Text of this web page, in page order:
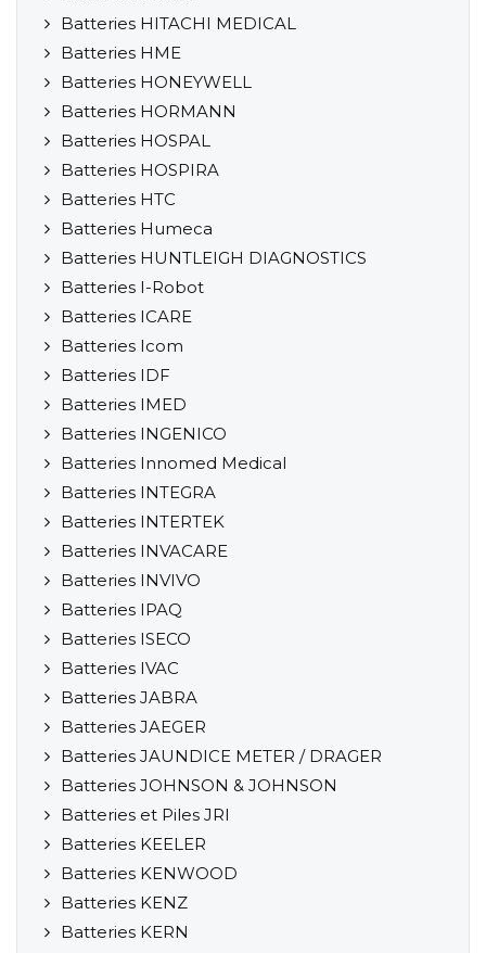
Batteries HITACHI MEDICAL
Batteries HME
Batteries HONEYWELL
Batteries HORMANN
Batteries HOSPAL
Batteries HOSPIRA
Batteries HTC
Batteries Humeca
Batteries HUNTLEIGH DIAGNOSTICS
Batteries I-Robot
Batteries ICARE
Batteries Icom
Batteries IDF
Batteries IMED
Batteries INGENICO
Batteries Innomed Medical
Batteries INTEGRA
Batteries INTERTEK
Batteries INVACARE
Batteries INVIVO
Batteries IPAQ
Batteries ISECO
Batteries IVAC
Batteries JABRA
Batteries JAEGER
Batteries JAUNDICE METER / DRAGER
Batteries JOHNSON & JOHNSON
Batteries et Piles JRI
Batteries KEELER
Batteries KENWOOD
Batteries KENZ
Batteries KERN